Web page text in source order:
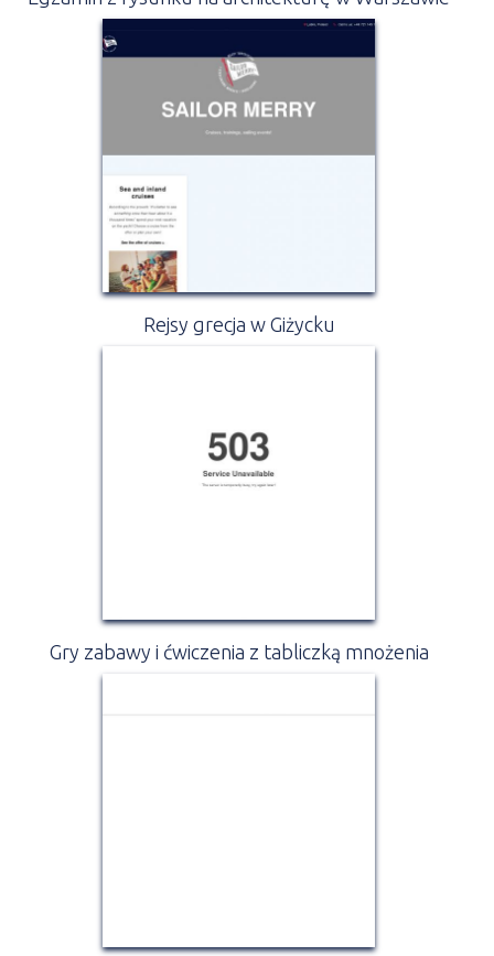
Rejsy grecja w Giżycku
Gry zabawy i ćwiczenia z tabliczką mnożenia